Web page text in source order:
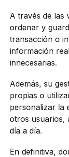
A través de las
ordenar y
transacción o
información
innecesarias.
Además, su
propias o
personalizar la
otros usuarios,
día a día.
En definitiva,